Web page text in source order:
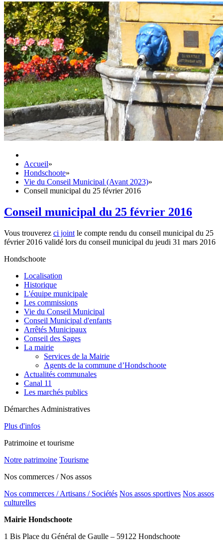
Accueil»
Hondschoote»
Vie du Conseil Municipal (Avant 2023)»
Conseil municipal du 25 février 2016
Conseil municipal du 25 février 2016
Vous trouverez ci joint le compte rendu du conseil municipal du 25
février 2016 validé lors du conseil municipal du jeudi 31 mars 2016
Hondschoote
Localisation
Historique
L'équipe municipale
Les commissions
Vie du Conseil Municipal
Conseil Municipal d'enfants
Arrêtés Municipaux
Conseil des Sages
La mairie
Services de la Mairie
Agents de la commune d’Hondschoote
Actualités communales
Canal 11
Les marchés publics
Démarches Administratives
Plus d'infos
Patrimoine et tourisme
Notre patrimoine Tourisme
Nos commerces / Nos assos
Nos commerces / Artisans / Sociétés Nos assos sportives Nos assos
culturelles
Mairie Hondschoote
1 Bis Place du Général de Gaulle – 59122 Hondschoote